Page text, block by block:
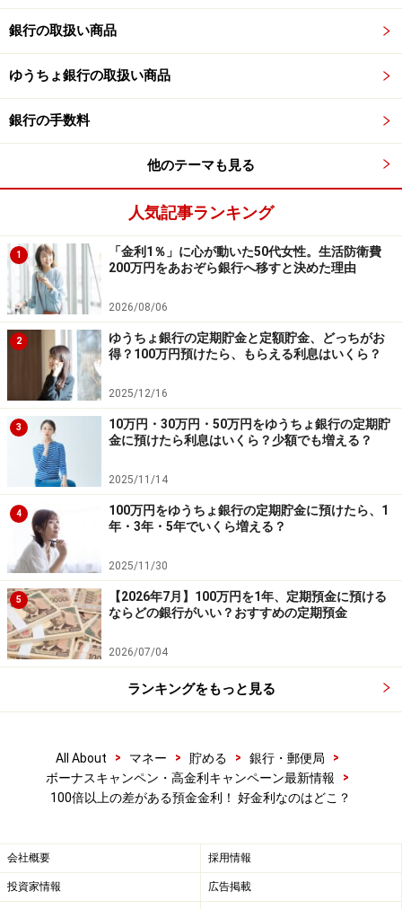
の退職金を預入れ／【
愛媛銀行四国八十八カ所支店……【
100万円限定だん
だん定期預金】金利0.27％、1人100万円1口のみ
関西みらい銀行……【
、
当行での公的年金受取予定者
SBJ銀行……【SOL×GUDETAMAサンキューキャンペ
金利0.25％、ネット申込限定
auじぶん銀行……【円定期預金】金利0.20％、100万
円以上の預入で4000円プレゼントのキャンペーン
（諸条件あり）を実施中
auじぶん銀行の円定期預金キャンペーンで受け取れる
4000円は、価値としては100万円を金利0.5％で1年間預
けた場合の利息に近いので、利息とキャンペーンを合わ
せれば非常に魅力的ではないでしょうか。
以前、清水銀行の清水エスパルス応援定期預金
げました。預金金利は「金利0.10％＋清水エスパルスが
2021明治安田生命J1リーグのホームゲーム（全19試合）
で勝つごとに0.01％上乗せて最高0.29％」となってい
て、魅力ある預金金利を期待できました。2021年のシー
ズンが終了し預金金利が確定しています。金利0.10％＋
0.05％（19試合中5勝）＝0.15％でした。来シーズンに期
待しましょう！
次に魅力的な金利を用意している信用金庫をご紹介しま
城南信用金庫……【 節電プレミアム預金
100万円以下）金利1.00％、10万円以上の省電力に
関する設備投資をした人に限定
銀行の取扱い商品
ゆうちょ銀行の取扱い商品
銀行の手数料
他のテーマも見る
人気記事ランキング
1
「金利1％」に心が動いた50代女性。生活防衛費
200万円をあおぞら銀行へ移すと決めた理由
2026/08/06
2
ゆうちょ銀行の定期貯金と定額貯金、どっちがお
得？100万円預けたら、もらえる利息はいくら？
2025/12/16
3
10万円・30万円・50万円をゆうちょ銀行の定期貯
金に預けたら利息はいくら？少額でも増える？
2025/11/14
4
100万円をゆうちょ銀行の定期貯金に預けたら、1
年・3年・5年でいくら増える？
2025/11/30
5
【2026年7月】100万円を1年、定期預金に預ける
ならどの銀行がいい？おすすめの定期預金
2026/07/04
ランキングをもっと見る
All About > マネー > 貯める > 銀行・郵便局
>
ボーナスキャンペン・高金利キャンペーン最新情報
>
100倍以上の差がある預金金利！ 好金利なのはどこ？
会社概要 採用情報
投資家情報 広告掲載